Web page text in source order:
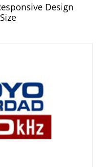
Design